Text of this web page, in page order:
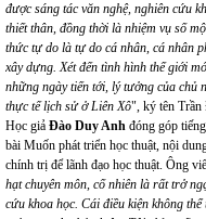
được sáng tác văn nghệ, nghiên cứu
thiết thân, đồng thời là nhiệm vụ số
thức tự do là tự do cá nhân, cá nhân
xây dựng. Xét đến tình hình thế giới
những ngày tiến tới, lý tưởng của chủ
thực tế lịch sử ở Liên Xô", ký tên Trần
Học giả Đào Duy Anh đóng góp
bài Muốn phát triển học thuật, nội
chính trị để lãnh đạo học thuật. Ông
hạt chuyên môn, cố nhiên là rất trở
cứu khoa học. Cái điều kiện không